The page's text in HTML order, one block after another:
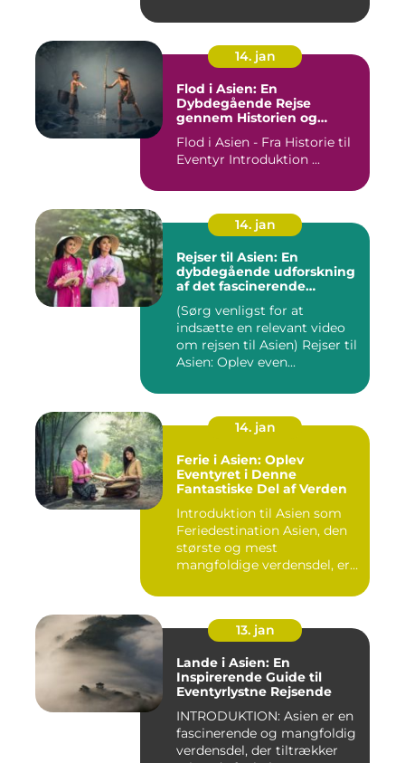
14. jan
Flod i Asien: En
Dybdegående Rejse
gennem Historien og
Flod i Asien - Fra Historie til
Eventyr Introduktion ...
14. jan
Rejser til Asien: En
dybdegående udforskning
af det fascinerende
(Sørg venligst for at
indsætte en relevant video
om rejsen til Asien) Rejser til
Asien: Oplev even...
14. jan
Ferie i Asien: Oplev
Eventyret i Denne
Fantastiske Del af Verden
Introduktion til Asien som
Feriedestination Asien, den
største og mest
mangfoldige verdensdel, er
13. jan
Lande i Asien: En
Inspirerende Guide til
Eventyrlystne Rejsende
INTRODUKTION: Asien er en
fascinerende og mangfoldig
verdensdel, der tiltrækker